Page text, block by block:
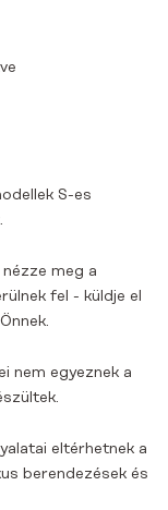
S-es
meg a
fel - küldje el
nem egyeznek a
eltérhetnek a
berendezések és